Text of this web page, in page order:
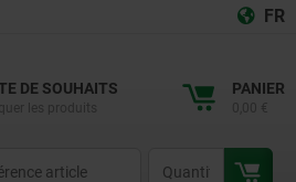
FR
DE SOUHAITS PANIER